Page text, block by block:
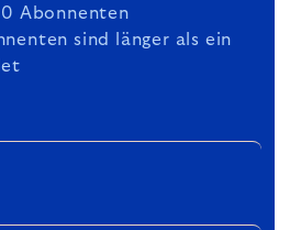
Abonnenten
sind länger als ein